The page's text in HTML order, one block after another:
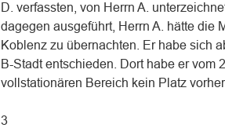
D. verfassten, von Herrn A.
dagegen ausgeführt, Herrn A. hätte die
Koblenz zu übernachten. Er habe sich
B-Stadt entschieden. Dort habe er vom
vollstationären Bereich kein Platz
3